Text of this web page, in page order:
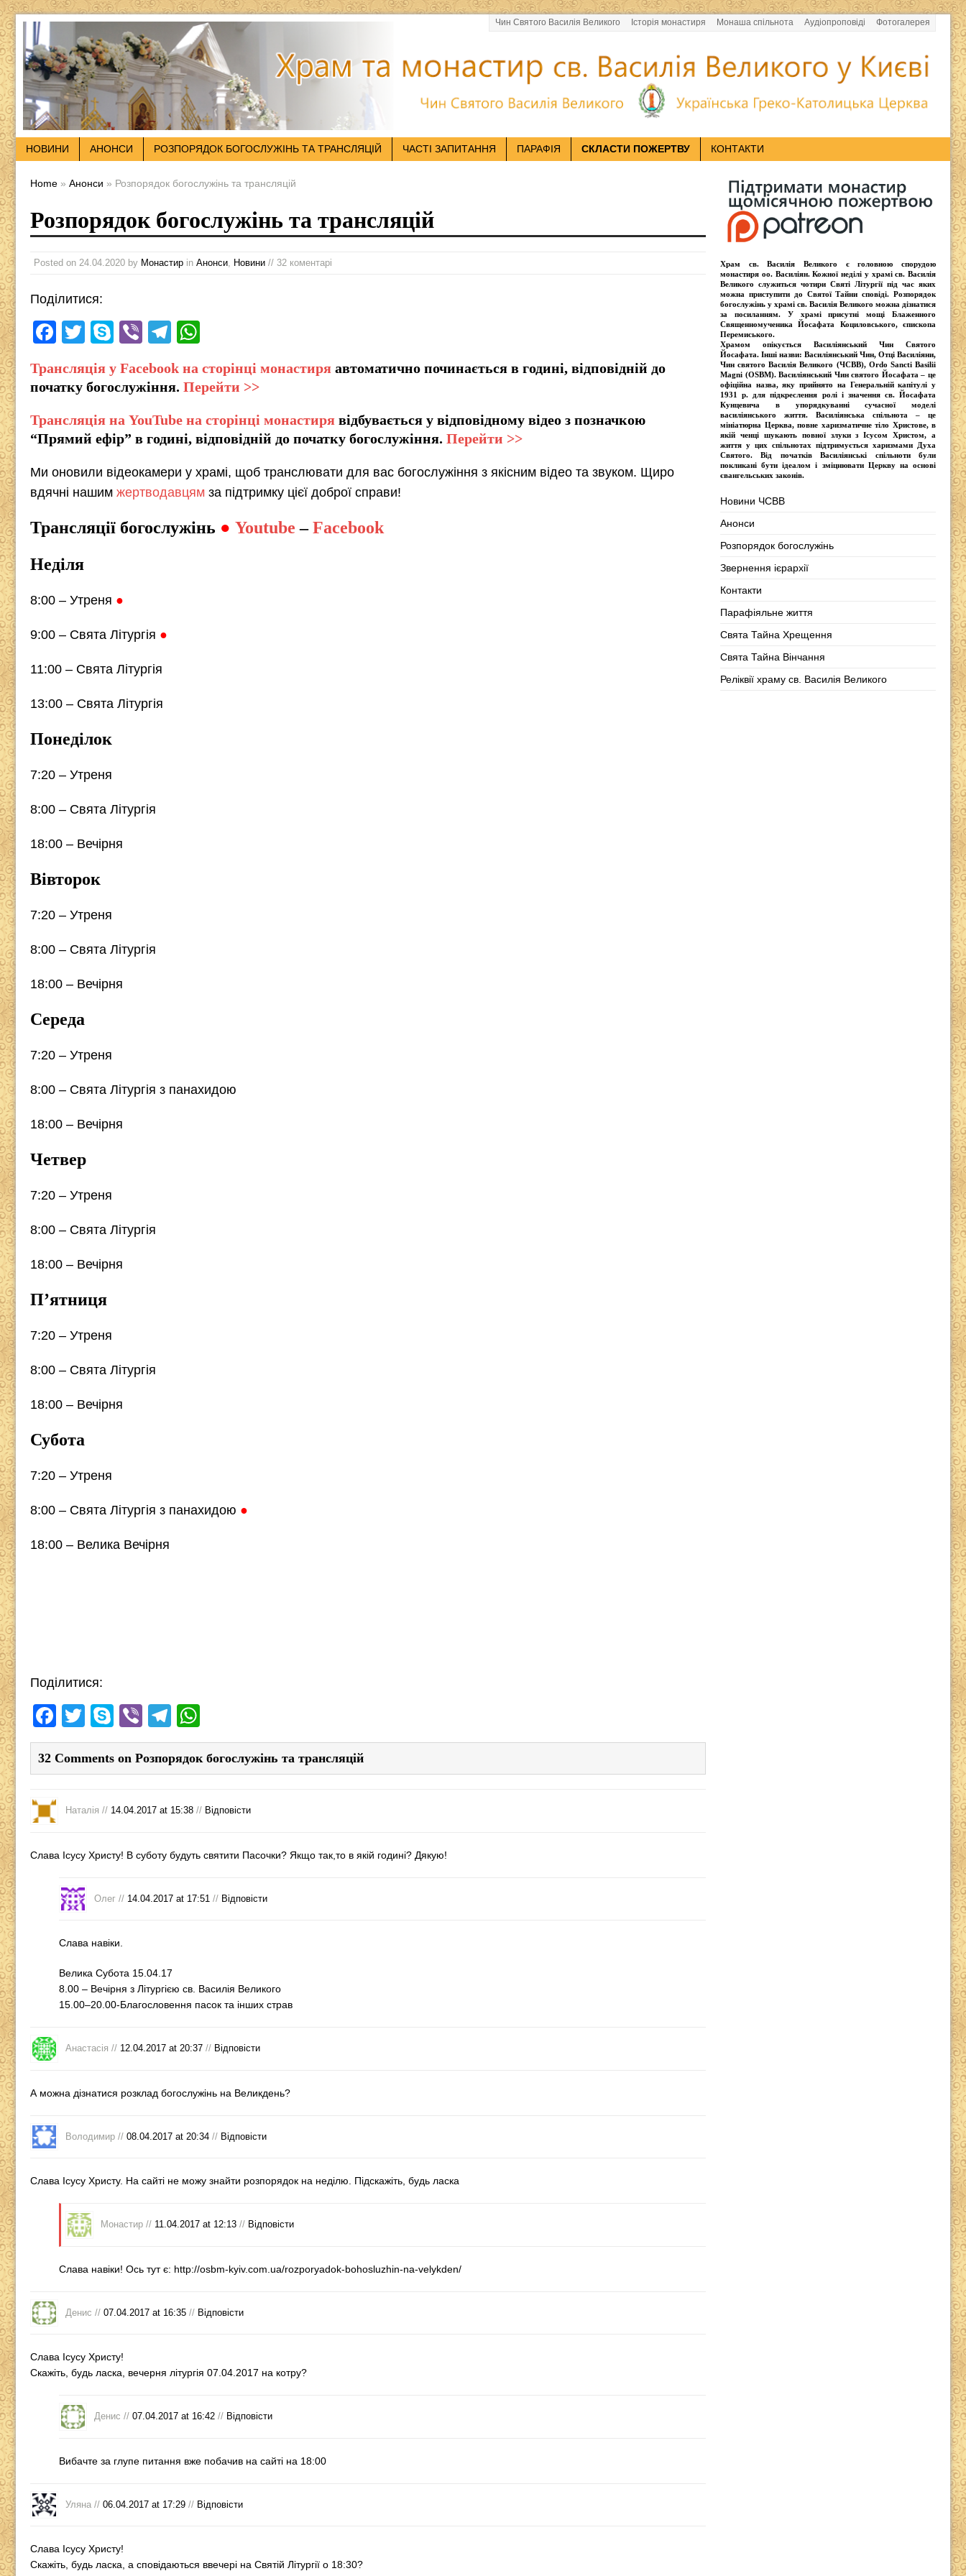
Чин Святого Василія Великого Історія монастиря Монаша спільнота Аудіопроповіді Фотогалерея
НОВИНИ АНОНСИ РОЗПОРЯДОК БОГОСЛУЖІНЬ ТА ТРАНСЛЯЦІЙ ЧАСТІ ЗАПИТАННЯ ПАРАФІЯ СКЛАСТИ ПОЖЕРТВУ КОНТАКТИ
Home » Анонси » Розпорядок богослужінь та трансляцій
Розпорядок богослужінь та трансляцій
Posted on 24.04.2020 by Монастир in Анонси, Новини // 32 коментарі
Поділитися:
F
c
b
o
o
k
T
tt
S
p
Vi
er
T
e
a
m
at
s
A
p
p
Трансляція у Facebook на сторінці монастиря автоматично починається в годині, відповідній до
початку богослужіння. Перейти >>
Трансляція на YouTube на сторінці монастиря відбувається у відповідному відео з позначкою
“Прямий ефір” в годині, відповідній до початку богослужіння. Перейти >>
Ми оновили відеокамери у храмі, щоб транслювати для вас богослужіння з якісним відео та звуком. Щиро
вдячні нашим жертводавцям за підтримку цієї доброї справи!
Трансляції богослужінь ● Youtube –Facebook
Неділя
8:00 – Утреня ●
9:00 – Свята Літургія ●
11:00 – Свята Літургія
13:00 – Свята Літургія
Понеділок
7:20 – Утреня
8:00 – Свята Літургія
18:00 – Вечірня
Вівторок
7:20 – Утреня
8:00 – Свята Літургія
18:00 – Вечірня
Середа
7:20 – Утреня
8:00 – Свята Літургія з панахидою
18:00 – Вечірня
Четвер
7:20 – Утреня
8:00 – Свята Літургія
18:00 – Вечірня
П’ятниця
7:20 – Утреня
8:00 – Свята Літургія
18:00 – Вечірня
Субота
7:20 – Утреня
8:00 – Свята Літургія з панахидою ●
18:00 – Велика Вечірня
Поділитися:
F
a
c
b
o
T
wi
tt
S
ky
p
Vi
b
er
T
el
e
a
h
at
A
p
32 Comments on Розпорядок богослужінь та трансляцій
Наталія // 14.04.2017 at 15:38// Відповіcти
Слава Ісусу Христу! В суботу будуть святити Пасочки? Якщо так,то в якій годині? Дякую!
Олег // 14.04.2017 at 17:51 // Відповіcти
Слава навіки.
Велика Субота 15.04.17
8.00 – Вечірня з Літургією св. Василія Великого
15.00–20.00-Благословення пасок та інших страв
Анастасія // 12.04.2017 at 20:37// Відповіcти
А можна дізнатися розклад богослужінь на Великдень?
Володимир // 08.04.2017 at 20:34// Відповіcти
Слава Ісусу Христу. На сайті не можу знайти розпорядок на неділю. Підскажіть, будь ласка
Монастир // 11.04.2017 at 12:13// Відповіcти
Слава навіки! Ось тут є: http://osbm-kyiv.com.ua/rozporyadok-bohosluzhin-na-velykden/
Денис // 07.04.2017 at 16:35// Відповіcти
Слава Ісусу Христу!
Скажіть, будь ласка, вечерня літургія 07.04.2017 на котру?
Денис // 07.04.2017 at 16:42// Відповіcти
Вибачте за глупе питання вже побачив на сайті на 18:00
Уляна // 06.04.2017 at 17:29// Відповіcти
Слава Ісусу Христу!
Скажіть, будь ласка, а сповідаються ввечері на Святій Літургії о 18:30?
Храм св. Василія Великого є головною спорудою
монастиря оо. Василіян. Кожної неділі у храмі св. Василія
Великого служиться чотири Святі Літургії під час яких
можна приступити до Святої Тайни сповіді. Розпорядок
богослужінь у храмі св. Василія Великого можна дізнатися
за посиланням. У храмі присутнімощі Блаженного
Священномученика Йосафата Коциловського, єпископа
Перемиського.
Храмом опікується Василіянський Чин Святого
Йосафата. Інші назви: Василіянський Чин, Отці Василіяни,
Чин святого Василія Великого (ЧСВВ), Ordо Sancti Basilii
Magni (OSBM). Василіянський Чин святого Йосафата – це
офіційна назва, яку прийнято на Генеральній капітулі у
1931 р. для підкреслення ролі і значення св. Йосафата
Кунцевича в упорядкуванні сучасної моделі
василіянського життя. Василіянська спільнота – це
мініатюрна Церква, повне харизматичне тіло Христове, в
якій ченці шукають повної злуки з Iсусом Христом, а
життя у цих спільнотах підтримується харизмами Духа
Святого. Від початків Василіянські спільноти були
покликані бути ідеалом і зміцнювати Церкву на основі
євангельських законів.
Новини ЧСВВ
Анонси
Розпорядок богослужінь
Звернення ієрархії
Контакти
Парафіяльне життя
Свята Тайна Хрещення
Свята Тайна Вінчання
Реліквії храму св. Василія Великого